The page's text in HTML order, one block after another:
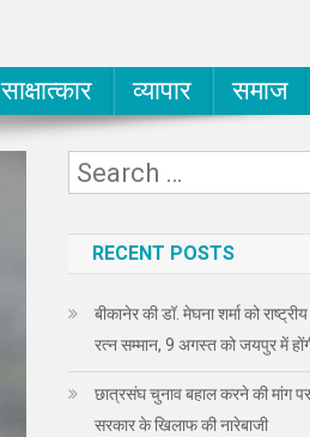
साक्षात्कार व्यापार समाज
RECENT POSTS
बीकानेर की डॉ. मेघना शर्मा को
रत्न सम्मान, 9 अगस्त को जयपुर में
छात्रसंघ चुनाव बहाल करने की मांग पर
सरकार के खिलाफ की नारेबाजी